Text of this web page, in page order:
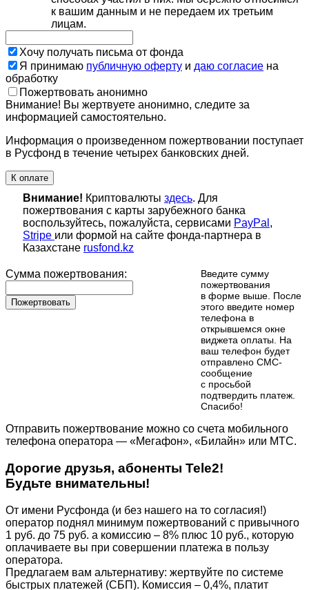
к вашим данным и не передаем их третьим
лицам.
Хочу получать письма от фонда
Я принимаю публичную оферту и даю согласие на
обработку
Пожертвовать анонимно
Внимание! Вы жертвуете анонимно, следите за
информацией самостоятельно.
Информация о произведенном пожертвовании поступает
в Русфонд в течение четырех банковских дней.
К оплате
Внимание! Криптовалюты здесь. Для
пожертвования с карты зарубежного банка
воспользуйтесь, пожалуйста, сервисами PayPal ,
Stripe или формой на сайте фонда-партнера в
Казахстане rusfond.kz
Сумма пожертвования:
Пожертвовать
Введите сумму
пожертвования
в форме выше. После
этого введите номер
телефона в
открывшемся окне
виджета оплаты. На
ваш телефон будет
отправлено СМС-
сообщение
с просьбой
подтвердить платеж.
Cпасибо!
Отправить пожертвование можно со счета мобильного
телефона оператора — «Мегафон», «Билайн» или МТС.
Дорогие друзья, абоненты Tele2!
Будьте внимательны!
От имени Русфонда (и без нашего на то согласия!)
оператор поднял минимум пожертвований с привычного
1 руб. до 75 руб. а комиссию – 8% плюс 10 руб., которую
оплачиваете вы при совершении платежа в пользу
оператора.
Предлагаем вам альтернативу: жертвуйте по cистеме
быстрых платежей (СБП). Комиссия – 0,4%, платит